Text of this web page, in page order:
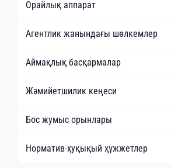
Орайлық аппарат
Агентлик жанындағы шөлкемлер
Аймақлық басқармалар
Жəмийетшилик кеңеси
Бос жумыс орынлары
Норматив-ҳуқықый ҳүжжетлер